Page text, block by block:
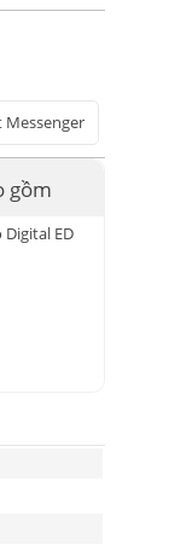
Messenger
gồm
ED